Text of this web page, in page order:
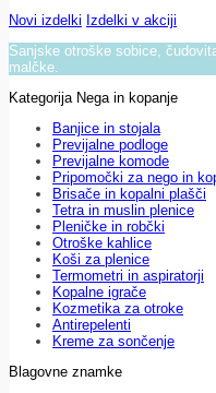
Novi izdelki Izdelki v akciji
Sanjske otroške sobice,
malčke.
Kategorija Nega in kopanje
Banjice in stojala
Previjalne podloge
Previjalne komode
Pripomočki za nego in
Brisače in kopalni plašči
Tetra in muslin plenice
Pleničke in robčki
Otroške kahlice
Koši za plenice
Termometri in aspiratorji
Kopalne igrače
Kozmetika za otroke
Antirepelenti
Kreme za sončenje
Blagovne znamke